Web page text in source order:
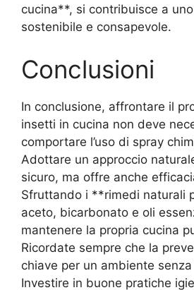
cucina**, si contribuisce a
sostenibile e consapevole.
Conclusioni
In conclusione, affrontare il
insetti in cucina non deve
comportare l’uso di spray
Adottare un approccio
sicuro, ma offre anche
Sfruttando i **rimedi naturali
aceto, bicarbonato e oli
mantenere la propria cucina
Ricordate sempre che la
chiave per un ambiente
Investire in buone pratiche